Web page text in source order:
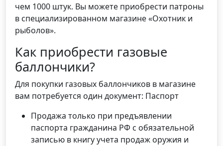
чем 1000 штук. Вы можете приобрести патроны
в специализированном магазине «Охотник и
рыболов».
Как приобрести газовые
баллончики?
Для покупки газовых баллончиков в магазине
вам потребуется один документ: Паспорт
Продажа только при предъявлении
паспорта гражданина РФ с обязательной
записью в книгу учета продаж оружия и